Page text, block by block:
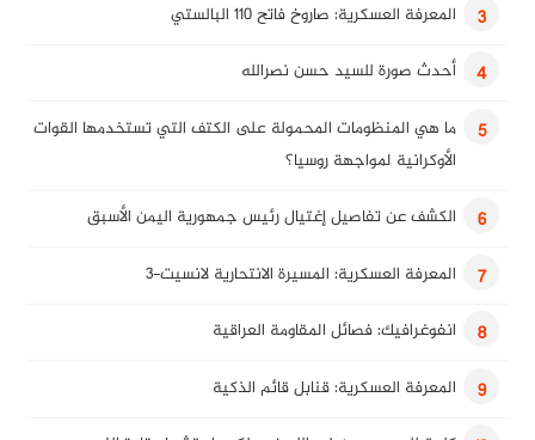
3 المعرفة العسكرية: صاروخ فاتح 110 البالستي
4 أحدث صورة للسيد حسن نصرالله
5
ما هي المنظومات المحمولة على الكتف التي تستخدمها القوات
الأوكرانية لمواجهة روسيا؟
6 الكشف عن تفاصيل إغتيال رئيس جمهورية اليمن الأسبق
7 المعرفة العسكرية: المسيرة الانتحارية لانسيت-3
8 انفوغرافيك: فصائل المقاومة العراقية
9 المعرفة العسكرية: قنابل قائم الذكية